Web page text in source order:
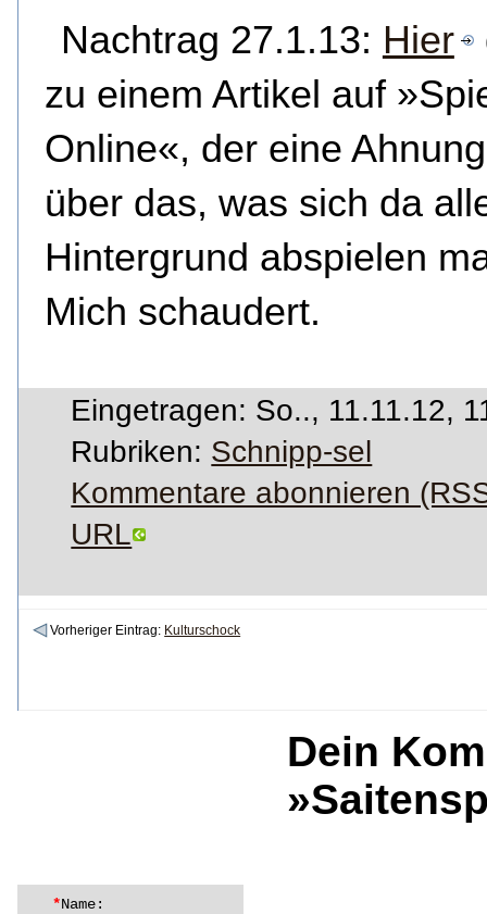
Nachtrag 27.1.13: Hier
zu einem Artikel auf
Online«, der eine
über das, was sich da
Hintergrund abspielen
Mich schaudert.
Eingetragen: So.., 11.11.12,
Rubriken: Schnipp-sel
Kommentare abonnieren
URL
Vorheriger Eintrag: Kulturschock
Dein
*Name: